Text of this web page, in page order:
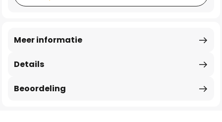
Details
Meer informatie
Beoordeling